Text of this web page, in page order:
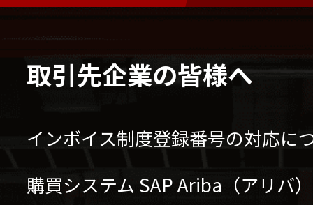
取引先企業の皆様へ
インボイス制度登録番号の対応に
購買システム SAP Ariba（アリバ